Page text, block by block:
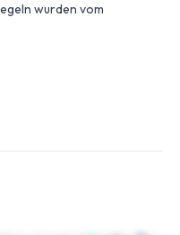
wurden vom